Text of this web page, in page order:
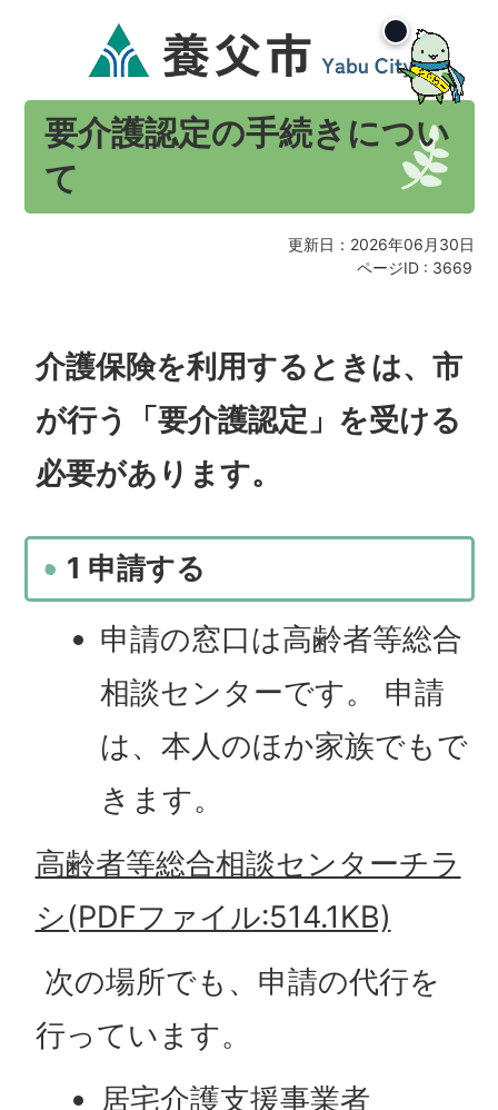
要介護認定の手続きについ
て
更新日：2026年06月30日
ページID : 3669
介護保険を利用するときは、市
が行う「要介護認定」を受ける
必要があります。
1 申請する
申請の窓口は高齢者等総合
相談センターです。 申請
は、本人のほか家族でもで
きます。
高齢者等総合相談センターチラ
シ(PDFファイル:514.1KB)
次の場所でも、申請の代行を
行っています。
居宅介護支援事業者